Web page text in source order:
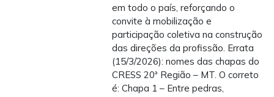
em todo o país, reforçando o
convite à mobilização e
participação coletiva na construção
das direções da profissão. Errata
(15/3/2026): nomes das chapas do
CRESS 20ª Região – MT. O correto
é: Chapa 1 – Entre pedras,